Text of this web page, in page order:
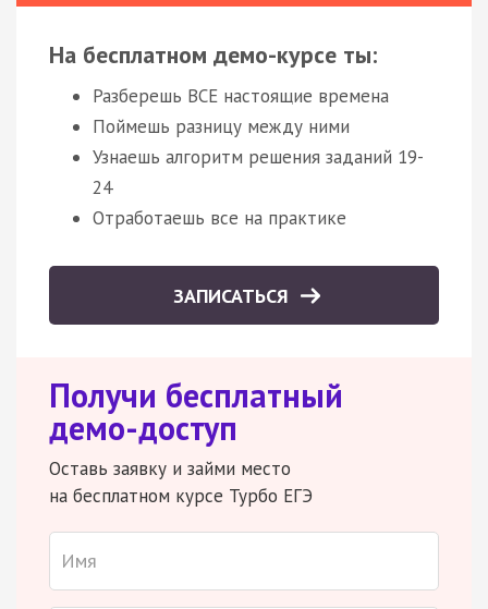
На бесплатном демо-курсе ты:
Разберешь ВСЕ настоящие времена
Поймешь разницу между ними
Узнаешь алгоритм решения заданий 19-
24
Отработаешь все на практике
ЗАПИСАТЬСЯ
Получи бесплатный
демо-доступ
Оставь заявку и займи место
на бесплатном курсе Турбо ЕГЭ